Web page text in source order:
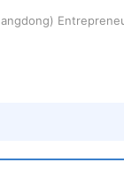
, 哥伦比亚, 新西兰,